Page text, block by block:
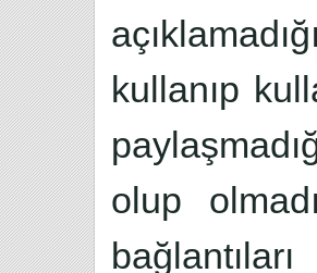
kullanıp
olup